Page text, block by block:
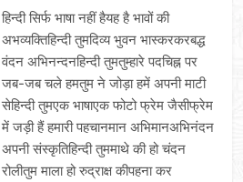
हिन्दी सिर्फ भाषा नहीं हैयह है भावों की
अभव्यक्तिहिन्दी तुमदिव्य भुवन भास्करकरबद्ध
वंदन अभिनन्दनहिन्दी तुमतुम्हारे पदचिह्न पर
जब-जब चले हमतुम ने जोड़ा हमें अपनी माटी
सेहिन्दी तुमएक भाषाएक फोटो फ्रेम जैसीफ्रेम
में जड़ी हैं हमारी पहचानमान अभिमानअभिनंदन
अपनी संस्कृतिहिन्दी तुममाथे की हो चंदन
रोलीतुम माला हो रुद्राक्ष कीपहना कर